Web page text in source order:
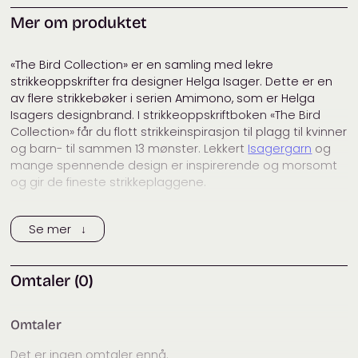
Strikk til dame & herre,Strikke-
Mer om produktet
«The Bird Collection» er en samling med lekre
strikkeoppskrifter fra designer Helga Isager. Dette er en
av flere strikkebøker i serien Amimono, som er Helga
Isagers designbrand. I strikkeoppskriftboken «The Bird
Collection» får du flott strikkeinspirasjon til plagg til kvinner
og barn- til sammen 13 mønster. Lekkert Isagergarn og
mange spennende design er inspirerende og morsomt
og gir de fineste strikkeplaggene.
Isagers grunnlegger, Marianne Isager, og hennes datter
Helga Isager, eier Isager Yarn as, og begge står bak en
med en rekke kjente designere, blant andreAnnette
Danielsen, Susie Haumann
Alle bøkene er med danske tekster, som er enkelt for
norske strikkere å forholde seg til. Teknikker og
fremgangsmåte er i hovedsak som vi er vant til i norske
Se mer ↓
Omtaler (0)
Omtaler
Det er ingen omtaler ennå.